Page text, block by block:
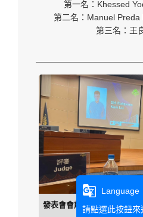
第一名：Khessed
第二名：Manuel
第三名：王
發表會會前主任致詞。
g_translate
Language
請點選此按鈕